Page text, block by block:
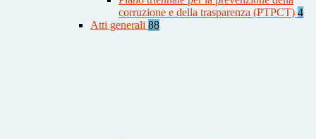
corruzione e della trasparenza (PTPCT) 4
Atti generali 88